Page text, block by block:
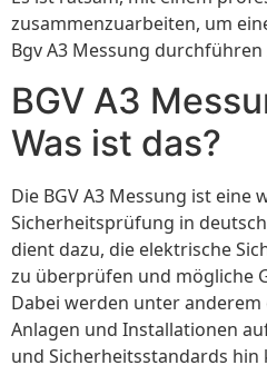
zusammenzuarbeiten, um
Bgv A3 Messung durchführen
BGV A3
Was ist das?
Die BGV A3 Messung ist eine
Sicherheitsprüfung in
dient dazu, die elektrische
zu überprüfen und mögliche
Dabei werden unter anderem
Anlagen und Installationen
und Sicherheitsstandards